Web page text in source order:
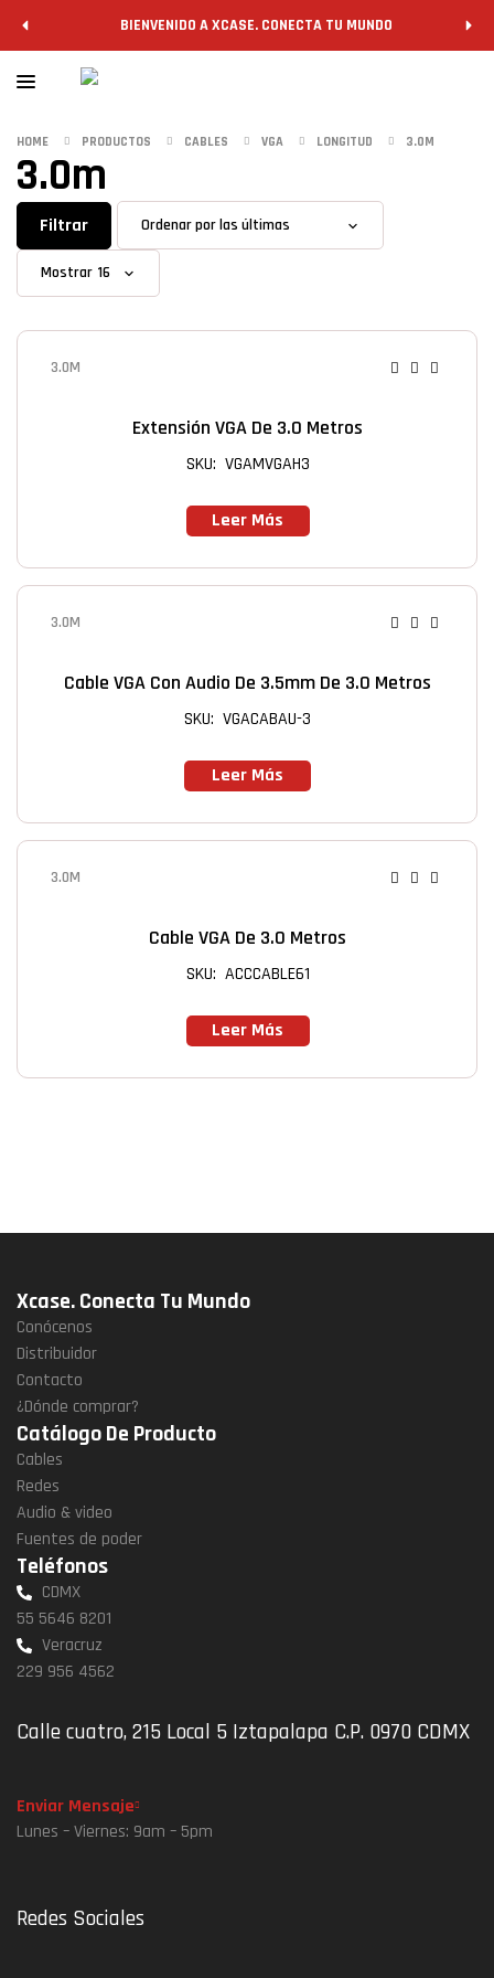
BIENVENIDO A XCASE. CONECTA TU MUNDO
HOME PRODUCTOS CABLES VGA LONGITUD 3.0M
3.0m
Filtrar
Mostrar
3.0M
Extensión VGA De 3.0 Metros
SKU: VGAMVGAH3
Leer Más
3.0M
Cable VGA Con Audio De 3.5mm De 3.0 Metros
SKU: VGACABAU-3
Leer Más
3.0M
Cable VGA De 3.0 Metros
SKU: ACCCABLE61
Leer Más
Xcase. Conecta Tu Mundo
Conócenos
Distribuidor
Contacto
¿Dónde comprar?
Catálogo De Producto
Cables
Redes
Audio & video
Fuentes de poder
Teléfonos
CDMX
55 5646 8201
Veracruz
229 956 4562
Calle cuatro, 215 Local 5 Iztapalapa C.P. 0970 CDMX
Enviar Mensaje
Lunes – Viernes: 9am – 5pm
Redes Sociales